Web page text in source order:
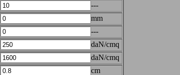
---
mm
---
daN/cmq
daN/cmq
cm